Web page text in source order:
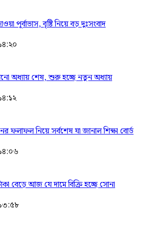
পূর্বাভাস, বৃষ্টি নিয়ে বড় দুঃসংবাদ
অধ্যায় শেষ, শুরু হচ্ছে নতুন অধ্যায়
ফলাফল নিয়ে সর্বশেষ যা জানাল শিক্ষা বোর্ড
বেড়ে আজ যে দামে বিক্রি হচ্ছে সোনা